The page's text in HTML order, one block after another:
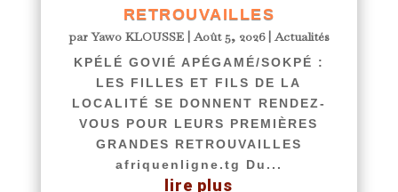
RETROUVAILLES
parYawo KLOUSSE|Août 5, 2026|Actualités
KPÉLÉ GOVIÉ APÉGAMÉ/SOKPÉ :
LES FILLES ET FILS DE LA
LOCALITÉ SE DONNENT RENDEZ-
VOUS POUR LEURS PREMIÈRES
GRANDES RETROUVAILLES
afriquenligne.tg Du...
lire plus